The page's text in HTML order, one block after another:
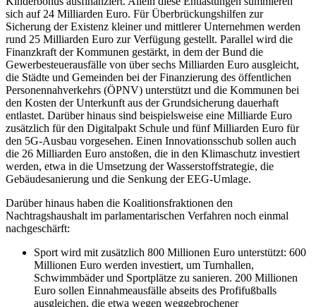
sich auf 24 Milliarden Euro. Für Überbrückungshilfen zur
Sicherung der Existenz kleiner und mittlerer Unternehmen werden
rund 25 Milliarden Euro zur Verfügung gestellt. Parallel wird die
Finanzkraft der Kommunen gestärkt, in dem der Bund die
Gewerbesteuerausfälle von über sechs Milliarden Euro ausgleicht,
die Städte und Gemeinden bei der Finanzierung des öffentlichen
Personennahverkehrs (ÖPNV) unterstützt und die Kommunen bei
den Kosten der Unterkunft aus der Grundsicherung dauerhaft
entlastet. Darüber hinaus sind beispielsweise eine Milliarde Euro
zusätzlich für den Digitalpakt Schule und fünf Milliarden Euro für
den 5G-Ausbau vorgesehen. Einen Innovationsschub sollen auch
die 26 Milliarden Euro anstoßen, die in den Klimaschutz investiert
werden, etwa in die Umsetzung der Wasserstoffstrategie, die
Gebäudesanierung und die Senkung der EEG-Umlage.
Darüber hinaus haben die Koalitionsfraktionen den
Nachtragshaushalt im parlamentarischen Verfahren noch einmal
nachgeschärft:
Sport wird mit zusätzlich 800 Millionen Euro unterstützt: 600
Millionen Euro werden investiert, um Turnhallen,
Schwimmbäder und Sportplätze zu sanieren. 200 Millionen
Euro sollen Einnahmeausfälle abseits des Profifußballs
ausgleichen, die etwa wegen weggebrochener